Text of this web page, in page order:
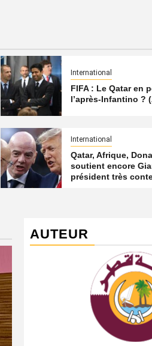
International
FIFA : Le Qatar en
l’après-Infantino ?
International
Qatar, Afrique,
soutient encore
président très
AUTEUR